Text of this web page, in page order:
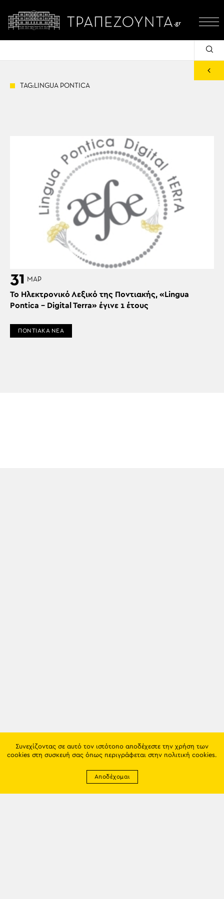
TAG:LINGUA PONTICA
31 ΜΑΡ
Το Ηλεκτρονικό Λεξικό της Ποντιακής, «Lingua
Pontica – Digital Terra» έγινε 1 έτους
ΠΟΝΤΙΑΚΑ ΝΕΑ
Συνεχίζοντας σε αυτό τον ιστότοπο αποδέχεστε την χρήση των
cookies στη συσκευή σας όπως περιγράφεται στην πολιτική cookies.
Αποδέχομαι